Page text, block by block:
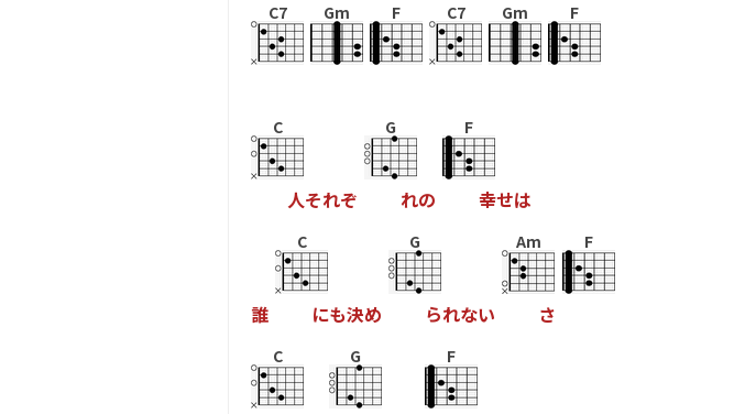
C7 Gm F C7 Gm F
C
人それぞ
G
れの
F
幸せは
誰
C
にも決め
G
られない
Am
さ
F
C G F